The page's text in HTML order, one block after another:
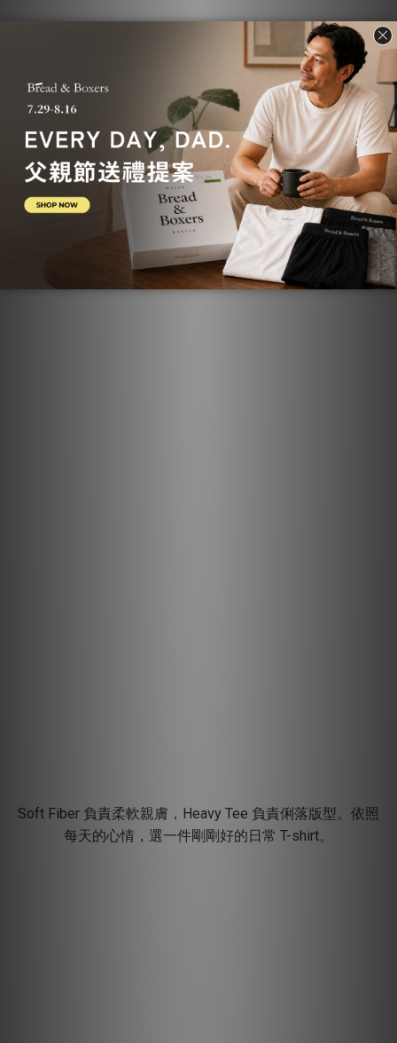
Men's V-Neck black 2-pack
NT$2,380
NT$2,780
Men's V-Neck white 2-pack
NT$2,380
NT$2,780 14% OFF
Soft Fiber 負責柔軟親膚，Heavy Tee 負責俐落版型。依照
每天的心情，選一件剛剛好的日常 T-shirt。